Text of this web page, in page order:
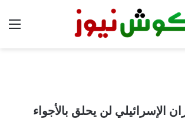
الإسرائيلي لن يحلق بالأجواء